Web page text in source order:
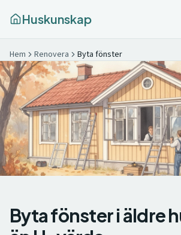
Huskunskap
Hem Renovera Byta fönster
Byta fönster i äldre